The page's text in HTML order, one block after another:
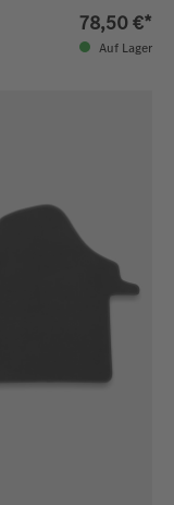
78,50 €*
Auf Lager